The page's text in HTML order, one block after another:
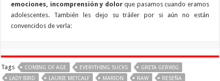
emociones, incomprensión y dolorque pasamos cuando eramos
adolescentes. También les dejo su tráiler por si aún no están
convencidos de verla:
Tags COMING OF AGE EVERYTHING SUCKS
GRETA GERWIG
LADY BIRD
LAURIE METCALF MARION RAW
RESEÑA